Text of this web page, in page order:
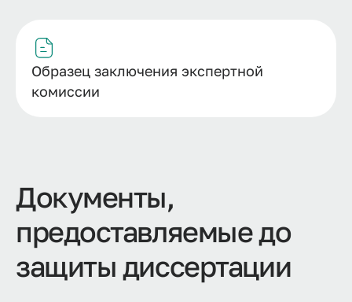
Образец заключения экспертной
комиссии
Документы,
предоставляемые до
защиты диссертации